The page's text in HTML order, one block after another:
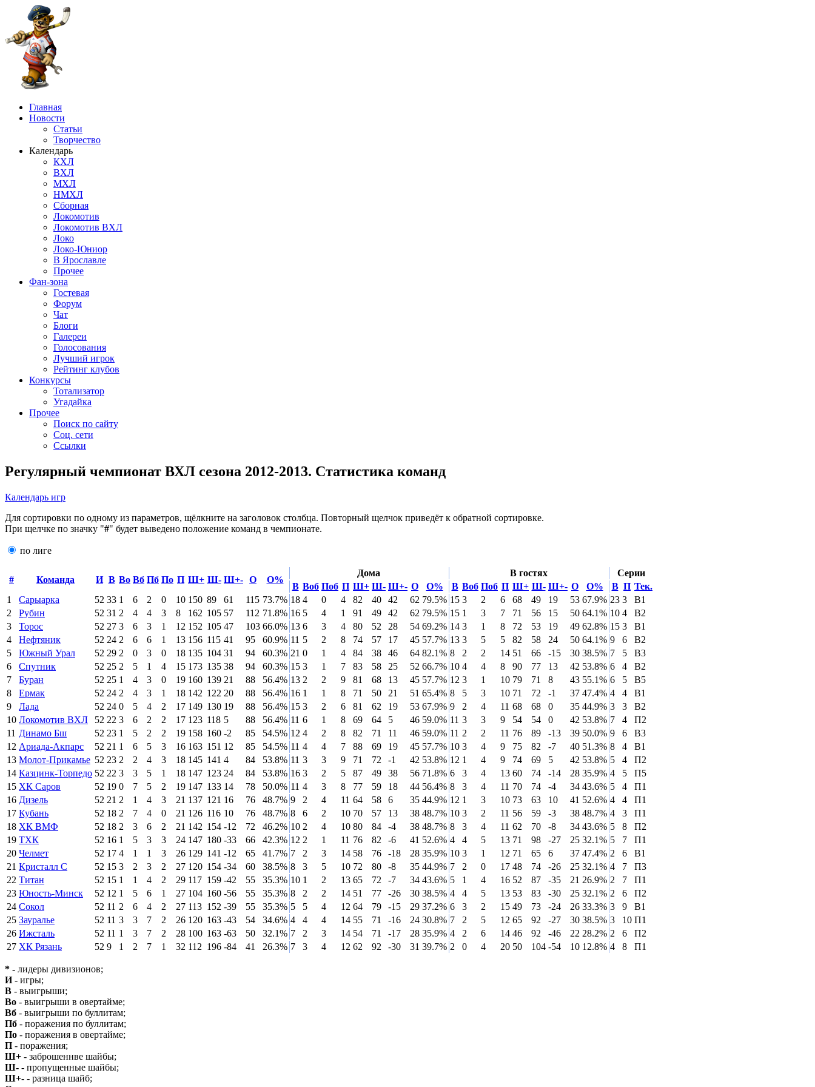
Главная
Новости
Статьи
Творчество
Календарь
КХЛ
ВХЛ
МХЛ
НМХЛ
Сборная
Локомотив
Локомотив ВХЛ
Локо
Локо-Юниор
В Ярославле
Прочее
Фан-зона
Гостевая
Форум
Чат
Блоги
Галереи
Голосования
Лучший игрок
Рейтинг клубов
Конкурсы
Тотализатор
Угадайка
Прочее
Поиск по сайту
Соц. сети
Ссылки
Регулярный чемпионат ВХЛ сезона 2012-2013. Статистика команд
Календарь игр
Для сортировки по одному из параметров, щёлкните на заголовок столбца. Повторный щелчок приведёт к обратной сортировке.
При щелчке по значку "#" будет выведено положение команд в чемпионате.
по лиге
# Команда И В Во Вб Пб По П Ш+ Ш- Ш+- О О%
Дома В гостях
Серии
В Воб Поб П Ш+ Ш- Ш+- О О% В Воб Поб П Ш+ Ш- Ш+- О О% В П Тек.
1
Сарыарка 52 33 1 6 2 0 10 150 89 61 115 73.7% 18 4 0 4 82 40 42 62 79.5% 15 3 2 6 68 49 19 53 67.9% 23 3
B1
2
Рубин 52 31 2 4 4 3 8 162 105 57 112 71.8% 16 5 4 1 91 49 42 62 79.5% 15 1 3 7 71 56 15 50 64.1% 10 4
B2
3
Торос 52 27 3 6 3 1 12 152 105 47 103 66.0% 13 6 3 4 80 52 28 54 69.2% 14 3 1 8 72 53 19 49 62.8% 15 3
B1
4
Нефтяник 52 24 2 6 6 1 13 156 115 41 95 60.9% 11 5 2 8 74 57 17 45 57.7% 13 3 5 5 82 58 24 50 64.1% 9 6
B2
5
Южный Урал 52 29 2 0 3 0 18 135 104 31 94 60.3% 21 0 1 4 84 38 46 64 82.1% 8 2 2 14 51 66 -15 30 38.5% 7 5
B3
6
Спутник 52 25 2 5 1 4 15 173 135 38 94 60.3% 15 3 1 7 83 58 25 52 66.7% 10 4 4 8 90 77 13 42 53.8% 6 4
B2
7
Буран 52 25 1 4 3 0 19 160 139 21 88 56.4% 13 2 2 9 81 68 13 45 57.7% 12 3 1 10 79 71 8 43 55.1% 6 5
B5
8
Ермак 52 24 2 4 3 1 18 142 122 20 88 56.4% 16 1 1 8 71 50 21 51 65.4% 8 5 3 10 71 72 -1 37 47.4% 4 4
B1
9
Лада 52 24 0 5 4 2 17 149 130 19 88 56.4% 15 3 2 6 81 62 19 53 67.9% 9 2 4 11 68 68 0 35 44.9% 3 3
B2
10 Локомотив ВХЛ 52 22 3 6 2 2 17 123 118 5 88 56.4% 11 6 1 8 69 64 5 46 59.0% 11 3 3 9 54 54 0 42 53.8% 7 4
П2
11 Динамо Бш 52 23 1 5 2 2 19 158 160 -2 85 54.5% 12 4 2 8 82 71 11 46 59.0% 11 2 2 11 76 89 -13 39 50.0% 9 6
B3
12 Ариада-Акпарс 52 21 1 6 5 3 16 163 151 12 85 54.5% 11 4 4 7 88 69 19 45 57.7% 10 3 4 9 75 82 -7 40 51.3% 8 4
B1
13 Молот-Прикамье 52 23 2 2 4 3 18 145 141 4 84 53.8% 11 3 3 9 71 72 -1 42 53.8% 12 1 4 9 74 69 5 42 53.8% 5 4
П2
14 Казцинк-Торпедо 52 22 3 3 5 1 18 147 123 24 84 53.8% 16 3 2 5 87 49 38 56 71.8% 6 3 4 13 60 74 -14 28 35.9% 4 5
П5
15 ХК Саров 52 19 0 7 5 2 19 147 133 14 78 50.0% 11 4 3 8 77 59 18 44 56.4% 8 3 4 11 70 74 -4 34 43.6% 5 4
П1
16 Дизель 52 21 2 1 4 3 21 137 121 16 76 48.7% 9 2 4 11 64 58 6 35 44.9% 12 1 3 10 73 63 10 41 52.6% 4 4
П1
17 Кубань 52 18 2 7 4 0 21 126 116 10 76 48.7% 8 6 2 10 70 57 13 38 48.7% 10 3 2 11 56 59 -3 38 48.7% 4 3
П1
18 ХК ВМФ 52 18 2 3 6 2 21 142 154 -12 72 46.2% 10 2 4 10 80 84 -4 38 48.7% 8 3 4 11 62 70 -8 34 43.6% 5 8
П2
19 ТХК 52 16 1 5 3 3 24 147 180 -33 66 42.3% 12 2 1 11 76 82 -6 41 52.6% 4 4 5 13 71 98 -27 25 32.1% 5 7
П1
20 Челмет 52 17 4 1 1 3 26 129 141 -12 65 41.7% 7 2 3 14 58 76 -18 28 35.9% 10 3 1 12 71 65 6 37 47.4% 2 6
B1
21 Кристалл С 52 15 3 2 3 2 27 120 154 -34 60 38.5% 8 3 5 10 72 80 -8 35 44.9% 7 2 0 17 48 74 -26 25 32.1% 4 7
П3
22 Титан 52 15 1 1 4 2 29 117 159 -42 55 35.3% 10 1 2 13 65 72 -7 34 43.6% 5 1 4 16 52 87 -35 21 26.9% 2 7
П1
23 Юность-Минск 52 12 1 5 6 1 27 104 160 -56 55 35.3% 8 2 2 14 51 77 -26 30 38.5% 4 4 5 13 53 83 -30 25 32.1% 2 6
П2
24 Сокол 52 11 2 6 4 2 27 113 152 -39 55 35.3% 5 5 4 12 64 79 -15 29 37.2% 6 3 2 15 49 73 -24 26 33.3% 3 9
B1
25 Зауралье 52 11 3 3 7 2 26 120 163 -43 54 34.6% 4 4 4 14 55 71 -16 24 30.8% 7 2 5 12 65 92 -27 30 38.5% 3 10 П1
26 Ижсталь 52 11 1 3 7 2 28 100 163 -63 50 32.1% 7 2 3 14 54 71 -17 28 35.9% 4 2 6 14 46 92 -46 22 28.2% 2 6
П2
27 ХК Рязань 52 9 1 2 7 1 32 112 196 -84 41 26.3% 7 3 4 12 62 92 -30 31 39.7% 2 0 4 20 50 104 -54 10 12.8% 4 8 П1
* - лидеры дивизионов;
И- игры;
В - выигрыши;
Во - выигрыши в овертайме;
Вб - выигрыши по буллитам;
Пб - поражения по буллитам;
По - поражения в овертайме;
П - поражения;
Ш+ - заброшеннве шайбы;
Ш- - пропущенные шайбы;
Ш+- - разница шайб;